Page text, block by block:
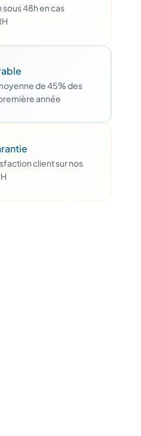
48h en cas
de 45% des
année
client sur nos